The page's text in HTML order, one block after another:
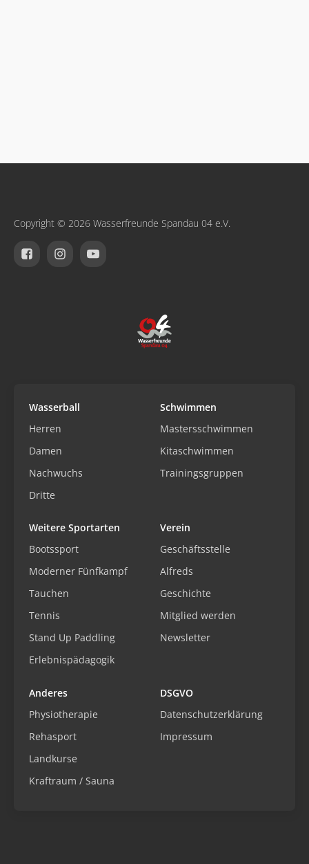
Copyright © 2026 Wasserfreunde Spandau 04 e.V.
Wasserball
Herren
Damen
Nachwuchs
Dritte
Schwimmen
Mastersschwimmen
Kitaschwimmen
Trainingsgruppen
Weitere Sportarten
Bootssport
Moderner Fünfkampf
Tauchen
Tennis
Stand Up Paddling
Erlebnispädagogik
Verein
Geschäftsstelle
Alfreds
Geschichte
Mitglied werden
Newsletter
Anderes
Physiotherapie
Rehasport
Landkurse
Kraftraum / Sauna
DSGVO
Datenschutzerklärung
Impressum